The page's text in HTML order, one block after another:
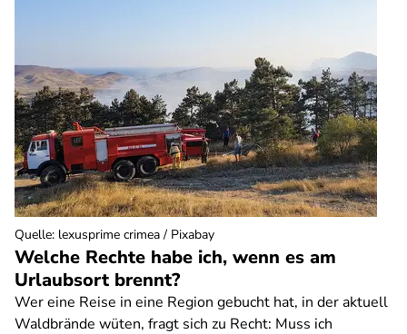
Welche Rechte habe ich, wenn es am
Urlaubsort brennt?
Wer eine Reise in eine Region gebucht hat, in der aktuell
Waldbrände wüten, fragt sich zu Recht: Muss ich
Quelle: lexusprime crimea / Pixabay